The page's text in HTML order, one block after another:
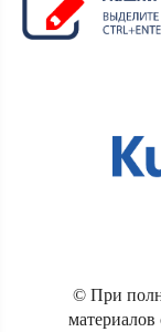
© При
материалов